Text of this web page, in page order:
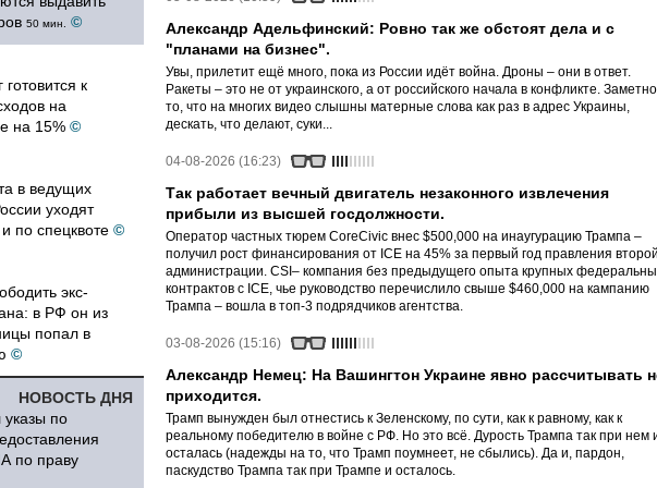
50 мин. ©
к
на
на 15% ©
в ведущих
уходят
по спецквоте ©
экс-
в РФ он из
попал в
©
НОВОСТЬ ДНЯ
по
по праву
Александр Адельфинский: Ровно так же обстоят дела и с
"планами на бизнес".
Увы, прилетит ещё много, пока из России идёт война. Дроны – они в ответ.
Ракеты – это не от украинского, а от российского начала в конфликте.
то, что на многих видео слышны матерные слова как раз в адрес Украины,
дескать, что делают, суки...
04-08-2026 (16:23)
Так работает вечный двигатель незаконного извлечения
прибыли из высшей госдолжности.
Оператор частных тюрем CoreCivic внес $500,000 на инаугурацию Трампа –
получил рост финансирования от ICE на 45% за первый год правления второй
администрации. CSI– компания без предыдущего опыта крупных
контрактов с ICE, чье руководство перечислило свыше $460,000 на кампанию
Трампа – вошла в топ-3 подрядчиков агентства.
03-08-2026 (15:16)
Александр Немец: На Вашингтон Украине явно рассчитывать
приходится.
Трамп вынужден был отнестись к Зеленскому, по сути, как к равному, как к
реальному победителю в войне с РФ. Но это всё. Дурость Трампа так при нем
осталась (надежды на то, что Трамп поумнеет, не сбылись). Да и, пардон,
паскудство Трампа так при Трампе и осталось.